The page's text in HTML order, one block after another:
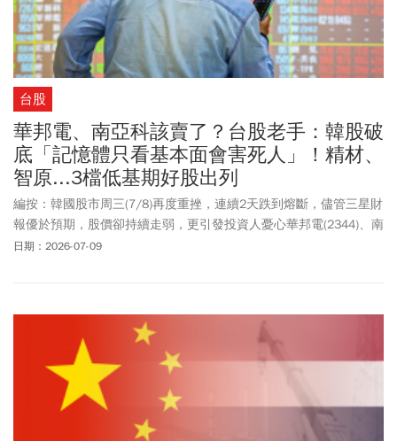
台股
華邦電、南亞科該賣了？台股老手：韓股破
底「記憶體只看基本面會害死人」！精材、
智原...3檔低基期好股出列
編按：韓國股市周三(7/8)再度重挫，連續2天跌到熔斷，儘管三星財
報優於預期，股價卻持續走弱，更引發投資人憂心華邦電(2344)、南
亞科(2408)等台灣記憶體股是否也將面臨補跌壓力，究竟該續抱還是
轉向低基期族群，並點名精材(3374)、智原(3035)、中美晶(5483)等
3檔低基期潛力股，同時也以長榮(2603)過去「基本面創高、股價卻
一路下跌」的案例，提醒投資人操作更應重視技術面訊號。
日期：2026-07-09